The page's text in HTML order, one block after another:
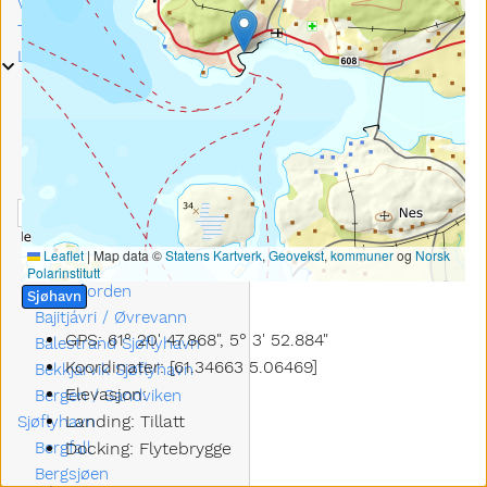
Leaflet |Map data ©Statens Kartverk, Geovekst, kommunerog Norsk
Polarinstitutt
Sjøhavn
GPS: 61° 20' 47.868", 5° 3' 52.884"
Koordinater: [61.34663 5.06469]
Elevasjon:
Landing: Tillatt
Docking: Flytebrygge
Vindpølsen
Taxing i kraftig vind
Submenu Landingsplasser
Landingsplasser
Åndalsnes Sjøflyhavn
Angvik
Årdal Sjøflyhavn
Arendal Sjøflyhavn
Arne Ivar Spb
Askvoll Sjøflyhavn
Aurland
Aursunden
Austefjorden
Bajitjávri / Øvrevann
Balestrand Sjøflyhavn
Bekkjarvik Sjøflyhavn
Bergen / Sandviken
Sjøflyhavn
Bergfall
Bergsjøen